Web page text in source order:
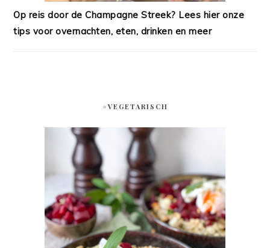
Op reis door de Champagne Streek? Lees hier onze
tips voor overnachten, eten, drinken en meer
#VEGETARISCH